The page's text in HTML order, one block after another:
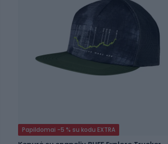
Papildomai -5 % su kodu EXTRA